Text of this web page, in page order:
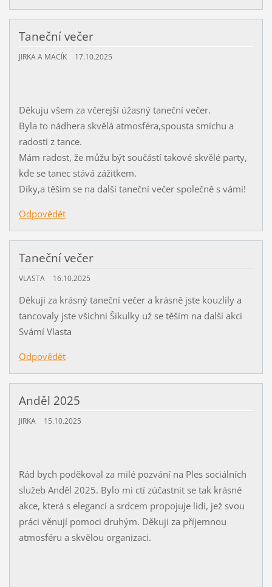
Taneční večer
JIRKA A MACÍK 17.10.2025
Děkuju všem za včerejší úžasný taneční večer.
Byla to nádhera skvělá atmosféra,spousta smíchu a
radosti z tance.
Mám radost, že můžu být součástí takové skvělé party,
kde se tanec stává zážitkem.
Díky,a těším se na další taneční večer společně s vámi!
Odpovědět
Taneční večer
VLASTA 16.10.2025
Děkuji za krásný taneční večer a krásně jste kouzlily a
tancovaly jste všichni Šikulky už se těším na další akci
Svámí Vlasta
Odpovědět
Anděl 2025
JIRKA 15.10.2025
Rád bych poděkoval za milé pozvání na Ples sociálních
služeb Anděl 2025. Bylo mi ctí zúčastnit se tak krásné
akce, která s elegancí a srdcem propojuje lidi, jež svou
práci věnují pomoci druhým. Děkuji za příjemnou
atmosféru a skvělou organizaci.